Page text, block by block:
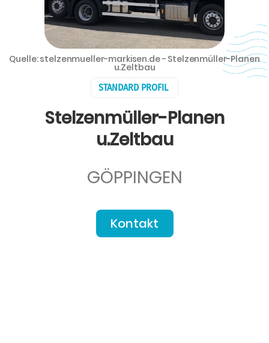
STANDARD PROFIL
Stelzenmüller-Planen
u.Zeltbau
GÖPPINGEN
Kontakt
Quelle: stelzenmueller-markisen.de - Stelzenmüller-Planen
u.Zeltbau